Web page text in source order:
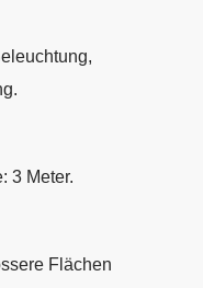
3 Meter.
Flächen